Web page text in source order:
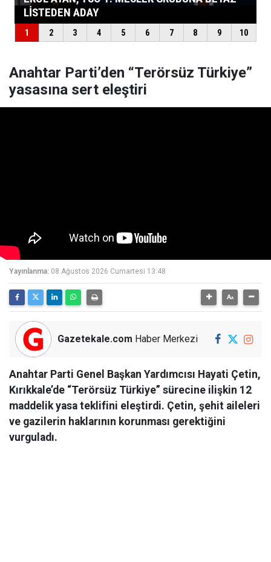
Anahtar Parti’den “Terörsüz Türkiye”
yasasına sert eleştiri
Yayınlanma: 08 Ağustos 2026 Cumartesi 13:48
Gazetekale.com Haber Merkezi
Anahtar Parti Genel Başkan Yardımcısı Hayati Çetin,
Kırıkkale’de “Terörsüz Türkiye” sürecine ilişkin 12
maddelik yasa teklifini eleştirdi. Çetin, şehit aileleri
ve gazilerin haklarının korunması gerektiğini
vurguladı.